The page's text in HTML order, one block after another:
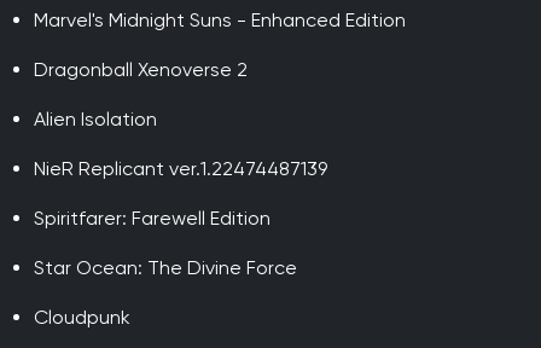
Marvel's Midnight Suns - Enhanced Edition
Dragonball Xenoverse 2
Alien Isolation
NieR Replicant ver.1.22474487139
Spiritfarer: Farewell Edition
Star Ocean: The Divine Force
Cloudpunk